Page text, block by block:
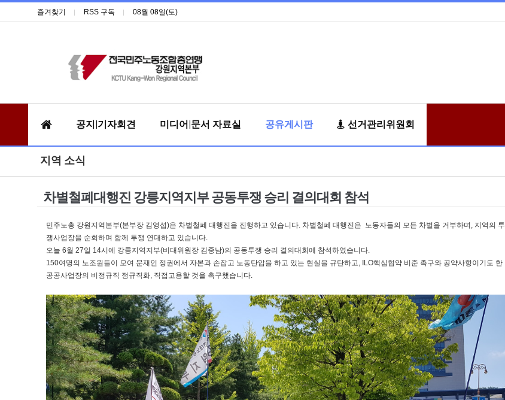
즐겨찾기 RSS 구독 08월 08일(토)
공지|기자회견 미디어|문서 자료실 공유게시판 선거관리위원회
지역 소식
차별철폐대행진 강릉지역지부 공동투쟁 승리 결의대회 참석
민주노총 강원지역본부(본부장 김영섭)은 차별철폐 대행진을 진행하고 있습니다. 차별철폐 대행진은 노동자들의 모든 차별을 거부하며, 지역의 투
쟁사업장을 순회하며 함께 투쟁 연대하고 있습니다.
오늘 6월 27일 14시에 강릉지역지부(비대위원장 김중남)의 공동투쟁 승리 결의대회에 참석하였습니다.
150여명의 노조원들이 모여 문재인 정권에서 자본과 손잡고 노동탄압을 하고 있는 현실을 규탄하고, ILO핵심협약 비준 촉구와 공약사항이기도 한
공공사업장의 비정규직 정규직화, 직접고용할 것을 촉구했습니다.